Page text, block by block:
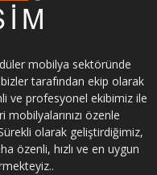
mobilya sektöründe
tarafından ekip olarak
ve profesyonel ekibimiz ile
özenle
olarak geliştirdiğimiz,
özenli, hızlı ve en uygun